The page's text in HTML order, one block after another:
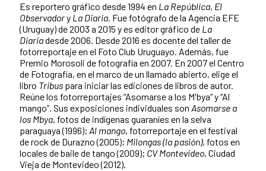
Es reportero gráfico desde 1994 en La República, El
Observadory La Diaria. Fue fotógrafo de la Agencia EFE
(Uruguay) de 2003 a 2015 y es editor gráfico de La
Diariadesde 2006. Desde 2016 es docente del taller de
fotorreportaje en el Foto Club Uruguayo. Además, fue
Premio Morosoli de fotografía en 2007. En 2007 el Centro
de Fotografía, en el marco de un llamado abierto, elige el
libro Tribus para iniciar las ediciones de libros de autor.
Reúne los fotorreportajes “Asomarse a los M'bya” y “Al
mango”. Sus exposiciones individuales son Asomarse a
los Mbya, fotos de indígenas guaraníes en la selva
paraguaya (1996); Al mango, fotorreportaje en el festival
de rock de Durazno (2005); Milongas (la pasión), fotos en
locales de baile de tango (2009); CV Montevideo, Ciudad
Vieja de Montevideo (2012).